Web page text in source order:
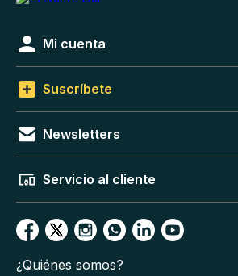
Mi cuenta
Suscríbete
Newsletters
Servicio al cliente
¿Quiénes somos?